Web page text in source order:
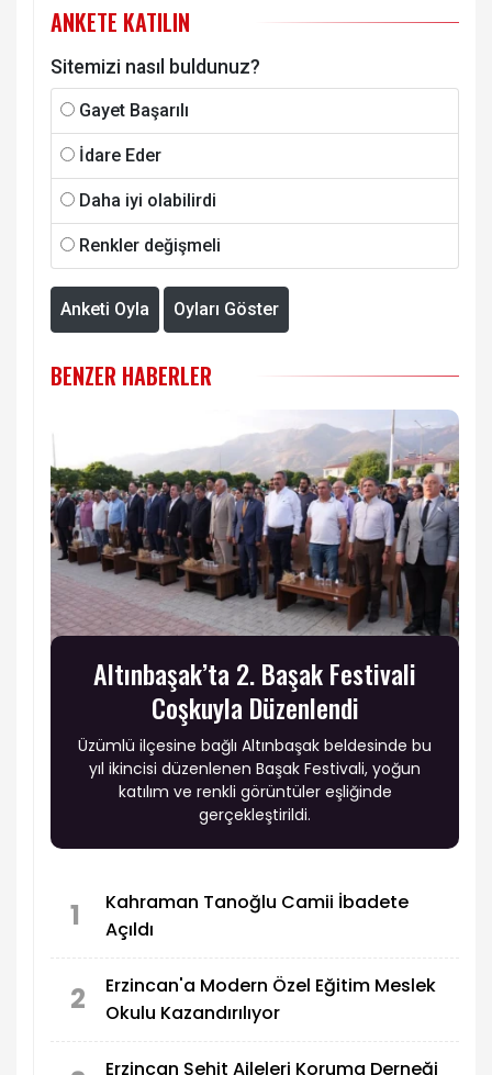
ANKETE KATILIN
Sitemizi nasıl buldunuz?
Gayet Başarılı
İdare Eder
Daha iyi olabilirdi
Renkler değişmeli
Anketi Oyla Oyları Göster
BENZER HABERLER
Altınbaşak’ta 2. Başak Festivali
Coşkuyla Düzenlendi
Üzümlü ilçesine bağlı Altınbaşak beldesinde bu
yıl ikincisi düzenlenen Başak Festivali, yoğun
katılım ve renkli görüntüler eşliğinde
gerçekleştirildi.
1
Kahraman Tanoğlu Camii İbadete
Açıldı
2
Erzincan'a Modern Özel Eğitim Meslek
Okulu Kazandırılıyor
Erzincan Şehit Aileleri Koruma Derneği